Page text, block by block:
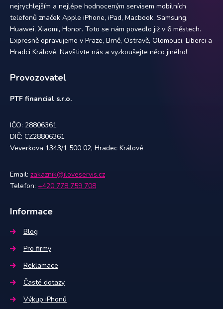
nejrychlejším a nejlépe hodnoceným servisem mobilních
telefonů značek Apple iPhone, iPad, Macbook, Samsung,
Huawei, Xiaomi, Honor. Toto se nám povedlo již v 6 městech.
Expresně opravujeme v Praze, Brně, Ostravě, Olomouci, Liberci a
Hradci Králové. Navštivte nás a vyzkoušejte něco jiného!
Provozovatel
PTF financial s.r.o.
IČO: 28806361
DIČ: CZ28806361
Veverkova 1343/1 500 02, Hradec Králové
Email: zakaznik@iloveservis.cz
Telefon: +420 778 759 708
Informace
Blog
Pro firmy
Reklamace
Časté dotazy
Výkup iPhonů